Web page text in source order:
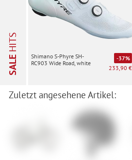
SALE
HITS
Shimano S-Phyre SH-
RC903 Wide Road, white
-37%
233,90 €
Zuletzt angesehene Artikel: